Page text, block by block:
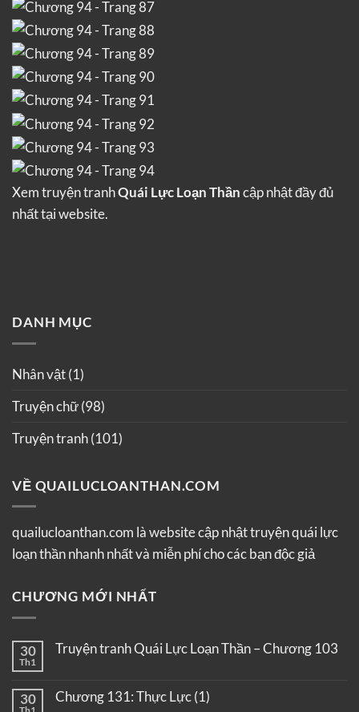
Xem truyện tranhQuái Lực Loạn Thầncập nhật đầy đủ
nhất tại website.
DANH MỤC
Nhân vật(1)
Truyện chữ(98)
Truyện tranh(101)
VỀ QUAILUCLOANTHAN.COM
quailucloanthan.com là website cập nhật truyện quái lực
loạn thần nhanh nhất và miễn phí cho các bạn độc giả
CHƯƠNG MỚI NHẤT
30
Th1
Truyện tranh Quái Lực Loạn Thần – Chương 103
30 Chương 131: Thực Lực (1)